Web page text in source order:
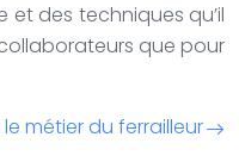
et des techniques qu’il
que pour
métier du ferrailleur